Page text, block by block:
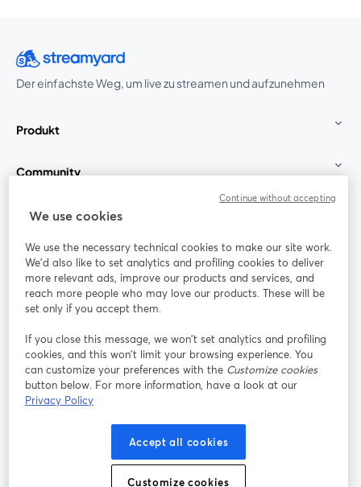
Der einfachste Weg, um live zu streamen und aufzunehmen
Produkt
Community
StreamYard für
Mitmachen
Webinar Facebook
wird in einem neuen Tab geöffnet
X (Twitter)
wird in einem neuen Tab geöffnet
Nutzungsbedingungen
wird in einem neuen Tab geöffnet
Datenschutzrichtlinie
wird in einem neuen Tab geöffnet
Cookie-Richtlinie
Cookie-Einstellungen Hilfe-Center
We use cookies
We use the necessary technical cookies to make our site work.
We'd also like to set analytics and profiling cookies to deliver
more relevant ads, improve our products and services, and
reach more people who may love our products. These will be
set only if you accept them.
If you close this message, we won’t set analytics and profiling
cookies, and this won’t limit your browsing experience. You
can customize your preferences with the Customize cookies
button below. For more information, have a look at our
Privacy Policy
Accept all cookies
Customize cookies
Continue without accepting